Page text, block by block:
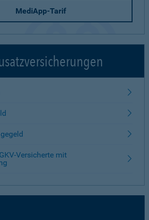
MediApp-Tarif
Versicherte mit